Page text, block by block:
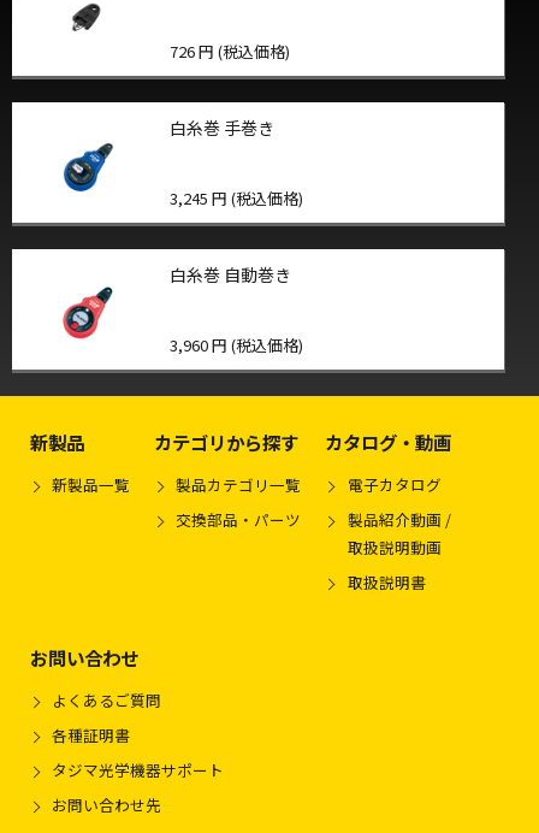
726 円 (税込価格)
白糸巻 手巻き
3,245 円 (税込価格)
白糸巻 自動巻き
3,960 円 (税込価格)
新製品
新製品一覧
カテゴリから探す
製品カテゴリ一覧
交換部品・パーツ
カタログ・動画
電子カタログ
製品紹介動画 /
取扱説明動画
取扱説明書
お問い合わせ
よくあるご質問
各種証明書
タジマ光学機器サポート
お問い合わせ先